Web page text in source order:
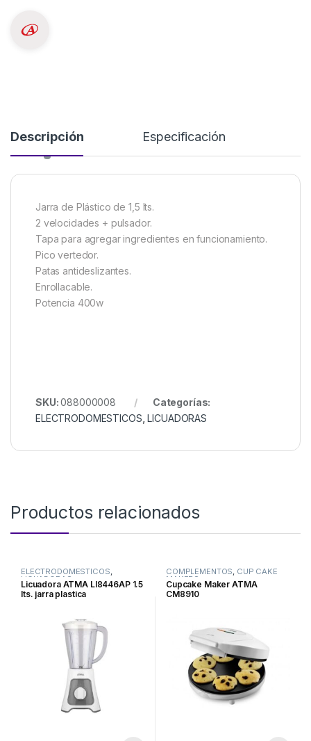
Descripción Especificación
Jarra de Plástico de 1,5 lts.
2 velocidades + pulsador.
Tapa para agregar ingredientes en funcionamiento.
Pico vertedor.
Patas antideslizantes.
Enrollacable.
Potencia 400w
SKU:088000008
Categorías:
ELECTRODOMESTICOS ,LICUADORAS
Productos relacionados
ELECTRODOMESTICOS,
LICUADORAS
Licuadora ATMA LI8446AP 1.5
lts. jarra plastica
COMPLEMENTOS, CUP CAKE
MAKERS
ELECTRODOMESTICOS
Cupcake Maker ATMA
CM8910